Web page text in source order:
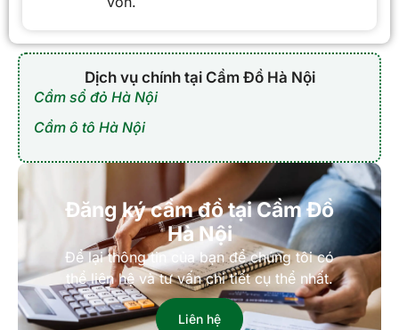
Dịch vụ chính tại Cầm Đồ Hà Nội
Cầm sổ đỏ Hà Nội
Cầm ô tô Hà Nội
Đăng ký cầm đồ tại Cầm Đồ
Hà Nội
Để lại thông tin của bạn để chúng tôi có
thể liên hệ và tư vấn chi tiết cụ thể nhất.
Liên hệ